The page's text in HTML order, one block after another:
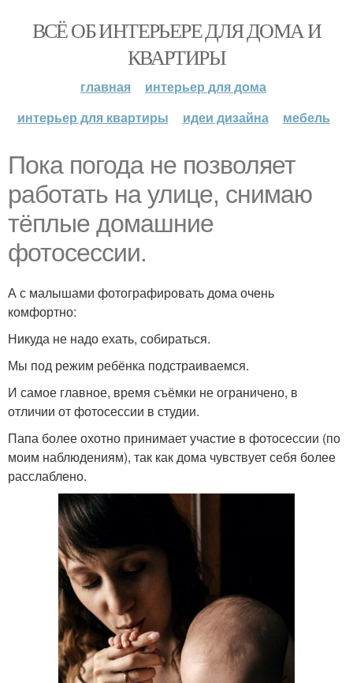
ВСЁ ОБ ИНТЕРЬЕРЕ ДЛЯ ДОМА И
КВАРТИРЫ
главная
интерьер для дома
интерьер для квартиры
идеи дизайна мебель
Пока погода не позволяет
работать на улице, снимаю
тёплые домашние
фотосессии.
А с малышами фотографировать дома очень
комфортно:
Никуда не надо ехать, собираться.
Мы под режим ребёнка подстраиваемся.
И самое главное, время съёмки не ограничено, в
отличии от фотосессии в студии.
Папа более охотно принимает участие в фотосессии (по
моим наблюдениям), так как дома чувствует себя более
расслаблено.